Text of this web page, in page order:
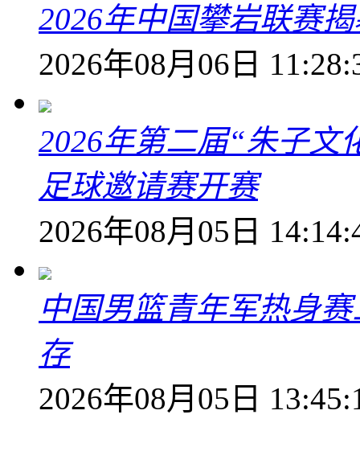
2026年中国攀岩联赛
2026年08月06日
2026年第二届“朱子文
足球邀请赛开赛
2026年08月05日
中国男篮青年军热身
存
2026年08月05日